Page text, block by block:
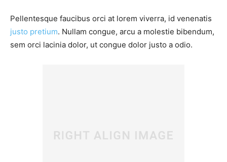
Pellentesque faucibus orci at lorem viverra, id venenatis
justo pretium. Nullam congue, arcu a molestie bibendum,
sem orci lacinia dolor, ut congue dolor justo a odio.